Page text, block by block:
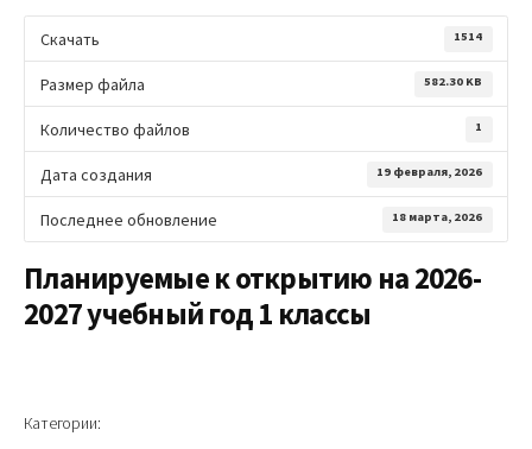
Скачать 1514
Размер файла 582.30 KB
Количество файлов 1
Дата создания 19 февраля, 2026
Последнее обновление 18 марта, 2026
Планируемые к открытию на 2026-
2027 учебный год 1 классы
Категории: